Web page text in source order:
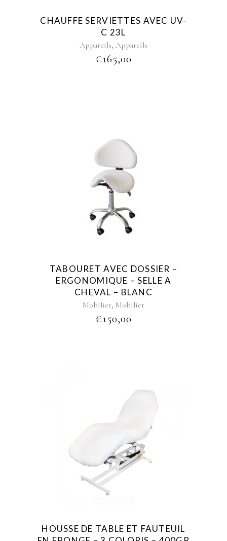
CHAUFFE SERVIETTES AVEC UV-
C 23L
Appareils, Appareils
€165,00
TABOURET AVEC DOSSIER –
ERGONOMIQUE – SELLE A
CHEVAL – BLANC
Mobilier, Mobilier
€150,00
product
has
multiple
chosen
HOUSSE DE TABLE ET FAUTEUIL